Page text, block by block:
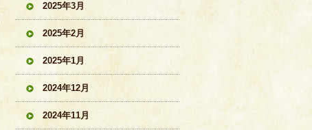
2025年3月
2025年2月
2025年1月
2024年12月
2024年11月